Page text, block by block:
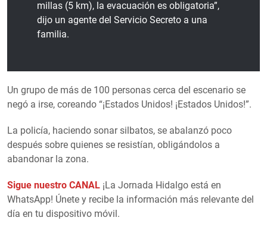
millas (5 km), la evacuación es obligatoria”,
dijo un agente del Servicio Secreto a una
familia.
Un grupo de más de 100 personas cerca del escenario se
negó a irse, coreando “¡Estados Unidos! ¡Estados Unidos!”.
La policía, haciendo sonar silbatos, se abalanzó poco
después sobre quienes se resistían, obligándolos a
abandonar la zona.
Sigue nuestro CANAL ¡La Jornada Hidalgo está en
WhatsApp! Únete y recibe la información más relevante del
día en tu dispositivo móvil.